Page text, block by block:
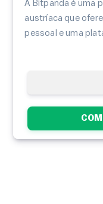
A Bitpanda é uma
austríaca que
pessoal e uma